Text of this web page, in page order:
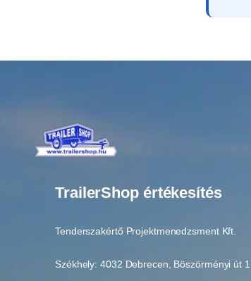
TrailerShop értékesítés
Tenderszakértő Projektmenedzsment Kft.
Székhely: 4032 Debrecen, Böszörményi út